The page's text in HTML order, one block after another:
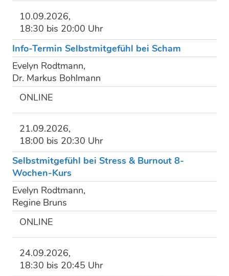
10.09.2026,
18:30 bis 20:00 Uhr
Info-Termin Selbstmitgefühl bei Scham
Evelyn Rodtmann,
Dr. Markus Bohlmann
ONLINE
21.09.2026,
18:00 bis 20:30 Uhr
Selbstmitgefühl bei Stress & Burnout 8-
Wochen-Kurs
Evelyn Rodtmann,
Regine Bruns
ONLINE
24.09.2026,
18:30 bis 20:45 Uhr